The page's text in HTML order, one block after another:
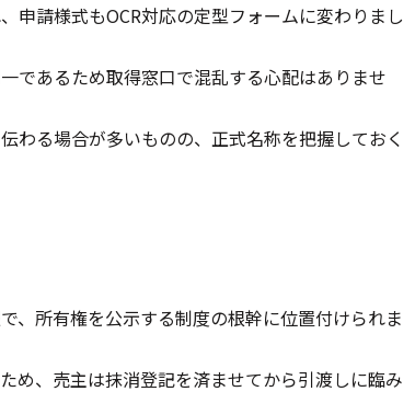
申請様式もOCR対応の定型フォームに変わりまし
であるため取得窓口で混乱する心配はありませ
わる場合が多いものの、正式名称を把握しておく
、所有権を公示する制度の根幹に位置付けられま
め、売主は抹消登記を済ませてから引渡しに臨み